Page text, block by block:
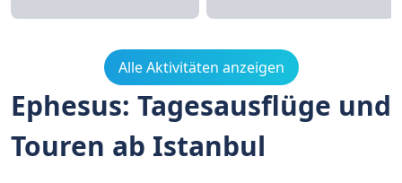
Alle Aktivitäten anzeigen
Ephesus: Tagesausflüge und
Touren ab Istanbul